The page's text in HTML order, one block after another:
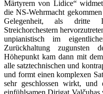
Märtyrern von Lidice“
die NS-Wehrmacht
Gelegenheit, als dritte
Streichorchestern
unpianistisch im
Zurückhaltung
Höhepunkt kam dann mit
alle satztechnischen und
und formt einen komplexen
sehr geschlossen wirkt,
einfühlsamen Dirigat